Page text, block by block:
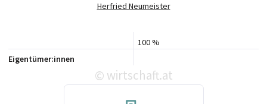
Herfried Neumeister
100 %
Eigentümer:innen
© wirtschaft.at